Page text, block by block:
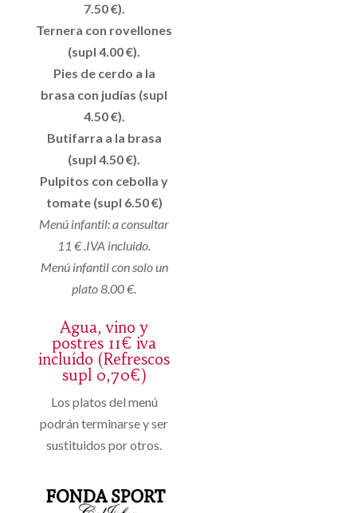
7.50 €).
Ternera con rovellones
(supl 4.00 €).
Pies de cerdo a la
brasa con judías (supl
4.50 €).
Butifarra a la brasa
(supl 4.50 €).
Pulpitos con cebolla y
tomate (supl 6.50 €)
Menú infantil: a consultar
11 € .IVA incluido.
Menú infantil con solo un
plato 8.00 €.
Agua, vino y
postres 11€ iva
incluído (Refrescos
supl 0,70€)
Los platos del menú
podrán terminarse y ser
sustituidos por otros.